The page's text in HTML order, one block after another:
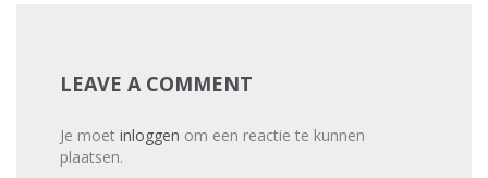
LEAVE A COMMENT
Je moet inloggen om een reactie te kunnen
plaatsen.